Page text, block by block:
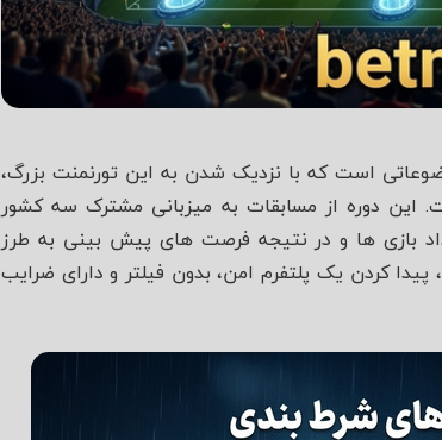
و داغ‌ ترین موضوعاتی است که با نزدیک شدن به این تورنمنت بزرگ،
این دوره از مسابقات به میزبانی مشترک سه کشور
می‌ شود و به دلیل ۴۸ تیمی شدن، تعداد بازی‌ ها و در نتیجه فرصت‌ های پیش‌ بینی به طرز
کردن یک پلتفرم امن، بدون فیلتر و دارای ضرایب